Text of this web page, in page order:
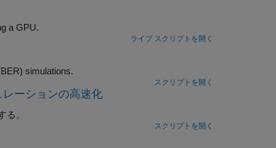
Accelerate a MIMO-OFDM link simulation with LDPC channel coding by using a GPU.
ライブ スクリプトを開く
four techniques to accelerate SISO single-carrier link bit error rate (BER) simulations.
スクリプトを開く
ーションの高速化
。
スクリプトを開く